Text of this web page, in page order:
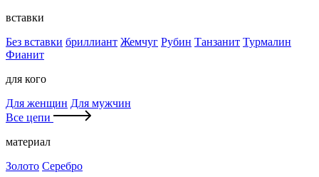
вставки
Без вставки бриллиант Жемчуг Рубин Танзанит Турмалин
Фианит
для кого
Для женщин Для мужчин
Все цепи
материал
Золото Серебро